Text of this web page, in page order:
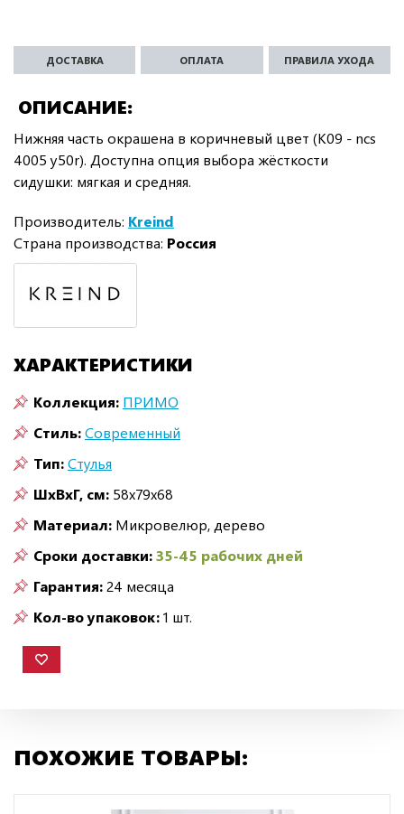
ОПИСАНИЕ
ДОСТАВКА ОПЛАТА ПРАВИЛА УХОДА
Нижняя часть окрашена в коричневый цвет (K09 - ncs
4005 y50r). Доступна опция выбора жёсткости
сидушки: мягкая и средняя.
Производитель: Kreind
Страна производства: Россия
ХАРАКТЕРИСТИКИ
Коллекция: ПРИМО
Стиль:Современный
Тип:Стулья
ШxВxГ, см: 58x79x68
Материал: Микровелюр, дерево
Сроки доставки:35-45 рабочих дней
Гарантия:24 месяца
Кол-во упаковок:1 шт.
ПОХОЖИЕ ТОВАРЫ: